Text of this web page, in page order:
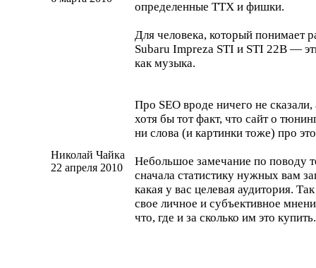
определенные ТТХ и фишки.
Для человека, который понимает
Subaru Impreza STI и STI 22B —
как музыка.
Николай Чайка
22 апреля 2010
Про SEO вроде ничего не
хотя бы тот факт, что сайт о
ни слова (и картинки тоже) про
Небольшое замечание по поводу
сначала статистику нужных вам
какая у вас целевая аудитория.
свое личное и субъективное
что, где и за сколько им это купить.